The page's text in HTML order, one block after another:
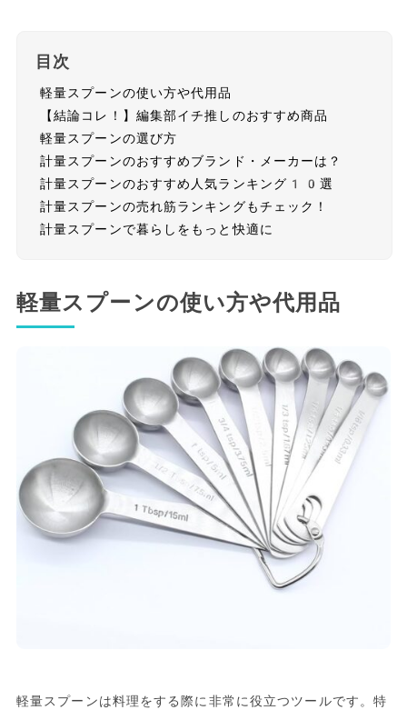
目次
軽量スプーンの使い方や代用品
【結論コレ！】編集部イチ推しのおすすめ商品
軽量スプーンの選び方
計量スプーンのおすすめブランド・メーカーは？
計量スプーンのおすすめ人気ランキング10選
計量スプーンの売れ筋ランキングもチェック！
計量スプーンで暮らしをもっと快適に
軽量スプーンの使い方や代用品
軽量スプーンは料理をする際に非常に役立つツールです。特